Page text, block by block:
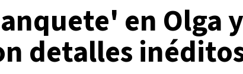
en Olga
detalles